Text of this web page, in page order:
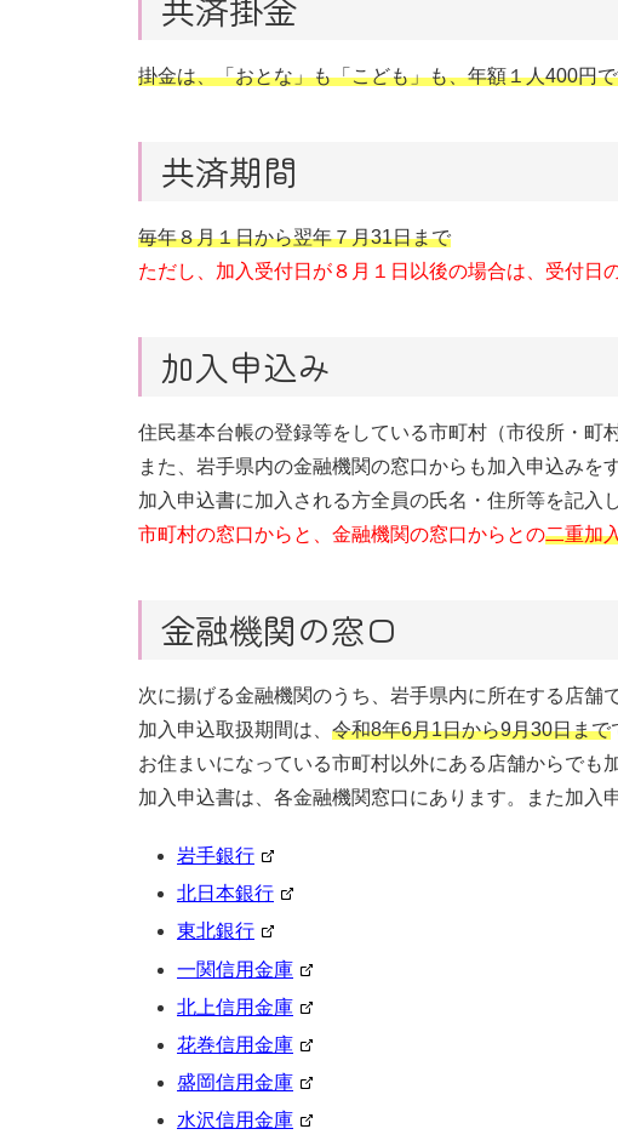
共済掛金
掛金は、「おとな」も「こども」も、年額１人400円
共済期間
毎年８月１日から翌年７月31日まで
ただし、加入受付日が８月１日以後の場合は、受付日
加入申込み
住民基本台帳の登録等をしている市町村（市役所・町
また、岩手県内の金融機関の窓口からも加入申込みを
加入申込書に加入される方全員の氏名・住所等を記入
市町村の窓口からと、金融機関の窓口からとの二重加
金融機関の窓口
次に揚げる金融機関のうち、岩手県内に所在する店舗
加入申込取扱期間は、 令和8年6月1日から9月30日まで
お住まいになっている市町村以外にある店舗からでも
加入申込書は、各金融機関窓口にあります。また加入
岩手銀行
北日本銀行
東北銀行
一関信用金庫
北上信用金庫
花巻信用金庫
盛岡信用金庫
水沢信用金庫